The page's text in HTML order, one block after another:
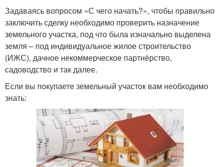
Задаваясь вопросом «С чего начать?», чтобы правильно
заключить сделку необходимо проверить назначение
земельного участка, под что была изначально выделена
земля – под индивидуальное жилое строительство
(ИЖС), дачное некоммерческое партнёрство,
садоводство и так далее.
Если вы покупаете земельный участок вам необходимо
знать: